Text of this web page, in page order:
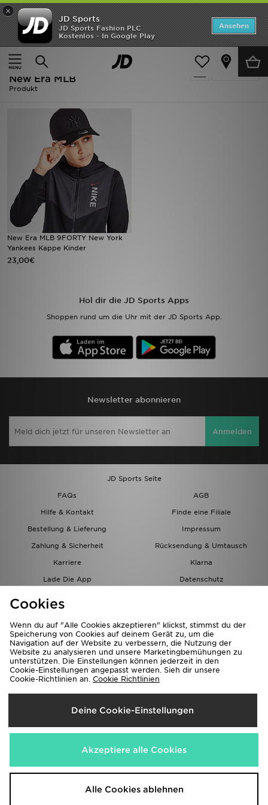
×
JD Sports
JD Sports Fashion PLC
Kostenlos - In Google Play
Ansehen
Startseite
Kinder
verfeinern
Kinder - Schwarz Spring Essentials -
New Era MLB
Produkt
New Era MLB 9FORTY New York
Yankees Kappe Kinder
23,00€
Hol dir die JD Sports Apps
Shoppen rund um die Uhr mit der JD Sports App.
Newsletter abonnieren
Anmelden
JD Sports Seite
FAQs
AGB
Hilfe & Kontakt
Finde eine Filiale
Bestellung & Lieferung
Impressum
Zahlung & Sicherheit
Rücksendung & Umtausch
Karriere
Klarna
Lade Die App
Datenschutz
Lieferung Nach
Österreich
Wir akzeptieren folgende Zahlungsmethoden
Corporate Website www.jdplc.com
Startseite
ANGEBOTE
Marken
Damen
Kinder
Bestsellers
JD Exklusives
Lade Die APP
Geschenkkarte
Filialfinder
Meine Nachrichten
Trending Styles
Cookies
Wenn du auf "Alle Cookies akzeptieren" klickst, stimmst du der
Speicherung von Cookies auf deinem Gerät zu, um die
Navigation auf der Website zu verbessern, die Nutzung der
Website zu analysieren und unsere Marketingbemühungen zu
unterstützen. Die Einstellungen können jederzeit in den
Cookie-Einstellungen angepasst werden. Sieh dir unsere
Cookie-Richtlinien an. Cookie Richtlinien
Deine Cookie-Einstellungen
Akzeptiere alle Cookies
Alle Cookies ablehnen